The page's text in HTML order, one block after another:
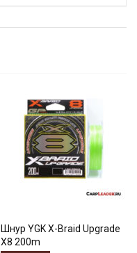
Шнур YGK X-Braid Upgrade
X8 200m